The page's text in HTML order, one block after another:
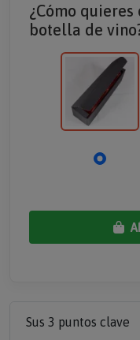
¿Cómo
botella de
Sus 3 puntos clave